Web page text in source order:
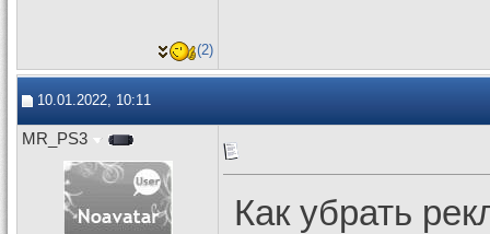
(2)
10.01.2022, 10:11
MR_PS3
Как убрать